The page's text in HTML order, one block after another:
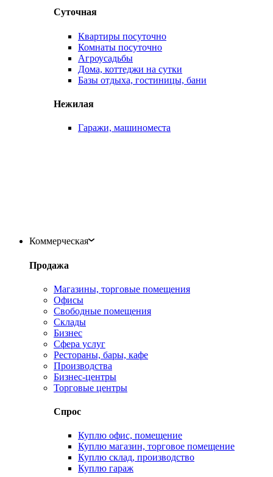
Суточная
Квартиры посуточно
Комнаты посуточно
Агроусадьбы
Дома, коттеджи на сутки
Базы отдыха, гостиницы, бани
Нежилая
Гаражи, машиноместа
Коммерческая
Продажа
Магазины, торговые помещения
Офисы
Свободные помещения
Склады
Бизнес
Сфера услуг
Рестораны, бары, кафе
Производства
Бизнес-центры
Торговые центры
Спрос
Куплю офис, помещение
Куплю магазин, торговое помещение
Куплю склад, производство
Куплю гараж